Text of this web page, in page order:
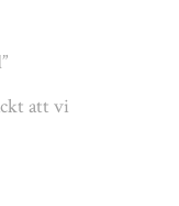
att vi